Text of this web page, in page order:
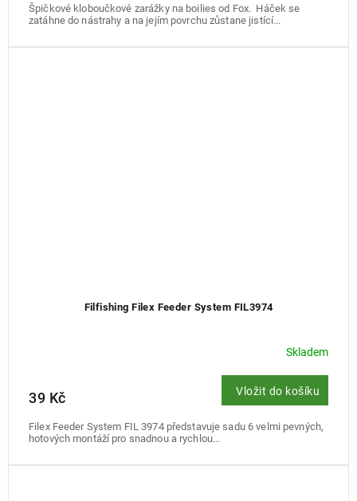
Špičkové kloboučkové zarážky na boilies od Fox. Háček se
zatáhne do nástrahy a na jejím povrchu zůstane jistící...
Filfishing Filex Feeder System FIL3974
Skladem
39 Kč Vložit do košíku
Filex Feeder System FIL 3974 představuje sadu 6 velmi pevných,
hotových montáží pro snadnou a rychlou...